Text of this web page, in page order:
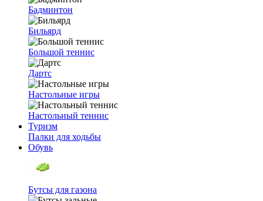
Бадминтон
Бильярд
Большой теннис
Дартс
Настольные игры
Настольный теннис
Туризм
Палки для ходьбы
Обувь
Бутсы для газона